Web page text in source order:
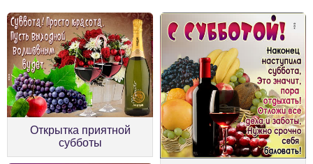
Открытка приятной
субботы